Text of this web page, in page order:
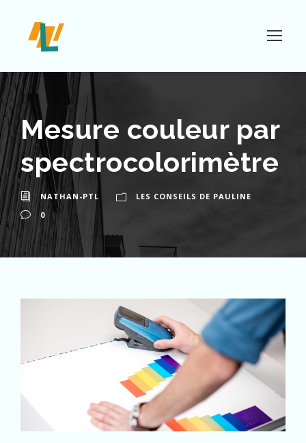
Mesure couleur par
spectrocolorimètre
NATHAN-PTL
LES CONSEILS DE PAULINE
0